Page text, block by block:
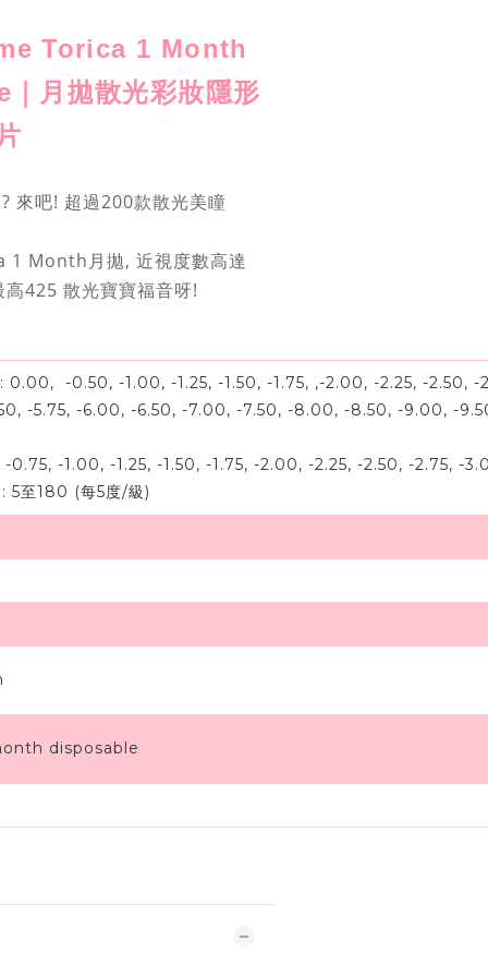
Torica 1 Month
月拋散光彩妝隱形
來吧! 超過200款散光美瞳
1 Month月拋, 近視度數高達
425 散光寶寶福音呀!
0.00, -0.50, -1.00, -1.25, -1.50, -1.75, ,-2.00, -2.25, -2.50,
-5.75, -6.00, -6.50, -7.00, -7.50, -8.00, -8.50, -9.00, -
-0.75, -1.00, -1.25, -1.50, -1.75, -2.00, -2.25, -2.50, -2.75, -
5至180 (每5度/級)
disposable